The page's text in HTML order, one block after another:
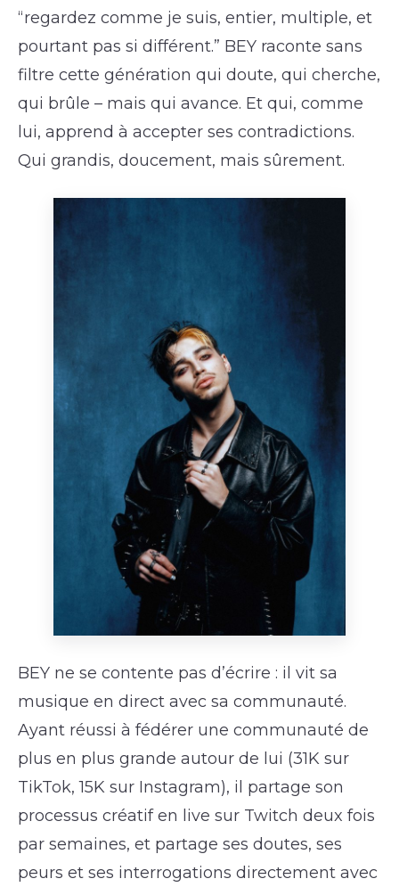
“regardez comme je suis, entier, multiple, et
pourtant pas si différent.” BEY raconte sans
filtre cette génération qui doute, qui cherche,
qui brûle – mais qui avance. Et qui, comme
lui, apprend à accepter ses contradictions.
Qui grandis, doucement, mais sûrement.
BEY ne se contente pas d’écrire : il vit sa
musique en direct avec sa communauté.
Ayant réussi à fédérer une communauté de
plus en plus grande autour de lui (31K sur
TikTok, 15K sur Instagram), il partage son
processus créatif en live sur Twitch deux fois
par semaines, et partage ses doutes, ses
peurs et ses interrogations directement avec